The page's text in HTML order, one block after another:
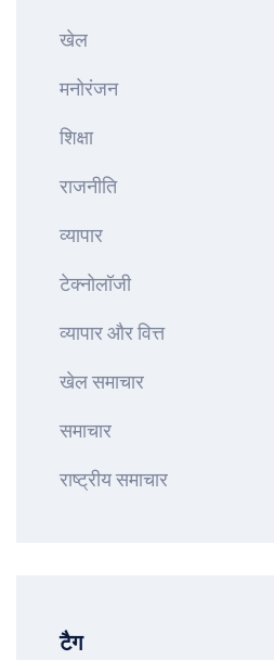
खेल
मनोरंजन
शिक्षा
राजनीति
व्यापार
टेक्नोलॉजी
व्यापार और वित्त
खेल समाचार
समाचार
राष्ट्रीय समाचार
टैग